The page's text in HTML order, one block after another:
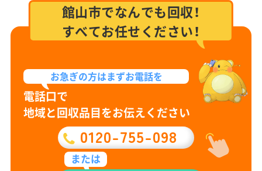
館山市でなんでも回収！
すべてお任せください！
お急ぎの方はまずお電話を
電話口で
地域と回収品目をお伝えください
0120-755-098
または